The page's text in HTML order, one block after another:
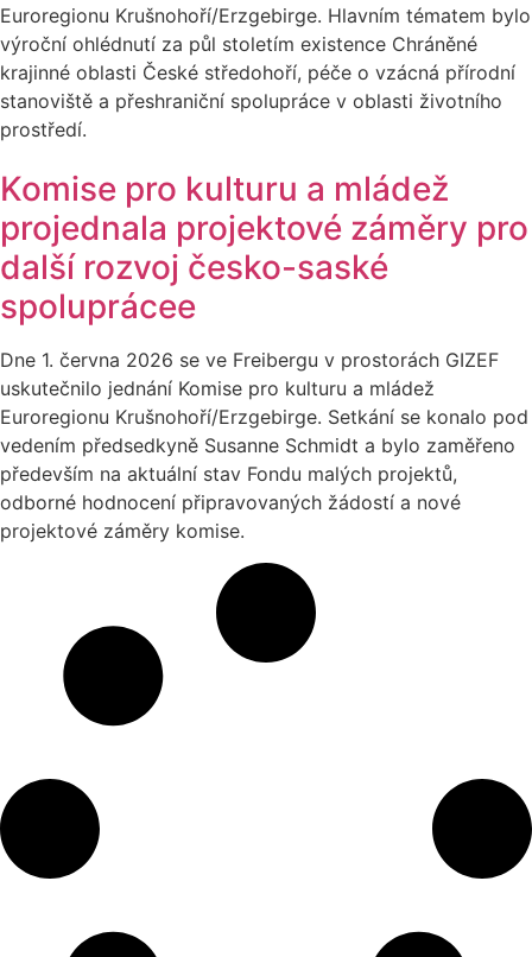
Euroregionu Krušnohoří/Erzgebirge. Hlavním tématem bylo
výroční ohlédnutí za půl stoletím existence Chráněné
krajinné oblasti České středohoří, péče o vzácná přírodní
stanoviště a přeshraniční spolupráce v oblasti životního
prostředí.
Komise pro kulturu a mládež
projednala projektové záměry pro
další rozvoj česko-saské
spoluprácee
Dne 1. června 2026 se ve Freibergu v prostorách GIZEF
uskutečnilo jednání Komise pro kulturu a mládež
Euroregionu Krušnohoří/Erzgebirge. Setkání se konalo pod
vedením předsedkyně Susanne Schmidt a bylo zaměřeno
především na aktuální stav Fondu malých projektů,
odborné hodnocení připravovaných žádostí a nové
projektové záměry komise.